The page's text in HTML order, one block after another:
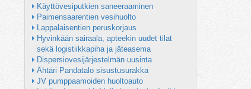
Käyttövesiputkien saneeraaminen
Paimensaarentien vesihuolto
Lappalaisentien peruskorjaus
Hyvinkään sairaala, apteekin uudet tilat
sekä logistiikkapiha ja jäteasema
Dispersiovesijärjestelmän uusinta
Ähtäri Pandatalo sisustusurakka
JV pumppaamoiden huoltoauto